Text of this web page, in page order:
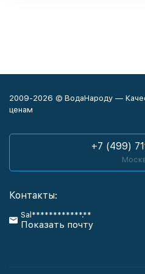
2009-2026 © ВодаНароду —
ценам
+7 (499)
Контакты:
Sal************.**
Показать почту